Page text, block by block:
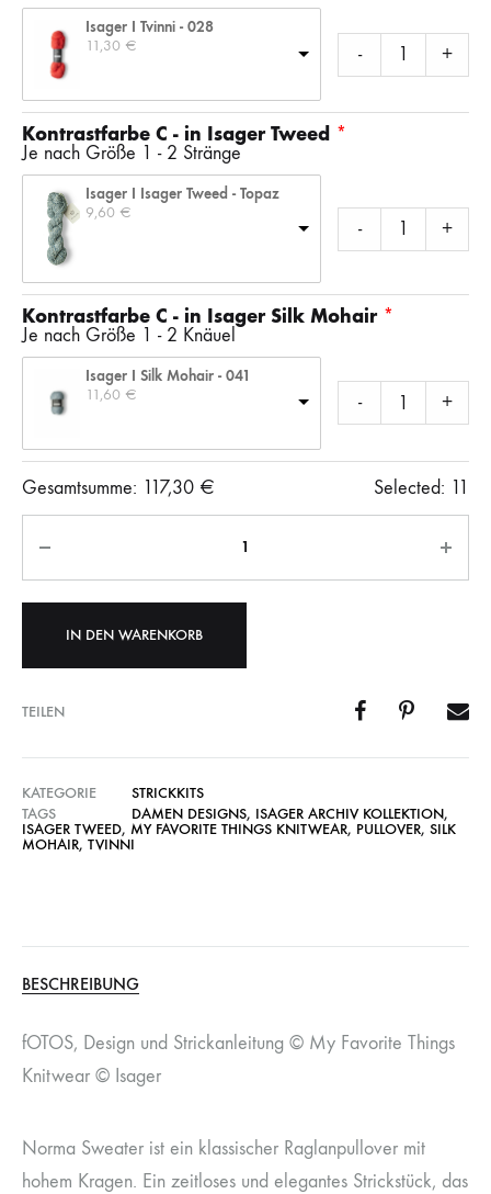
Isager I Tvinni - 028
11,30 € - +
Kontrastfarbe C - in Isager Tweed
Je nach Größe 1 - 2 Stränge
Isager I Isager Tweed - Topaz
9,60 €
- +
Kontrastfarbe C - in Isager Silk Mohair
Je nach Größe 1 - 2 Knäuel
Isager I Silk Mohair - 041
11,60 € - +
Gesamtsumme: 117,30 € Selected: 11
IN DEN WARENKORB
TEILEN
KATEGORIE
STRICKKITS
TAGS
DAMEN DESIGNS, ISAGER ARCHIV KOLLEKTION,
ISAGER TWEED, MY FAVORITE THINGS KNITWEAR, PULLOVER, SILK
MOHAIR, TVINNI
BESCHREIBUNG
fOTOS, Design und Strickanleitung © My Favorite Things
Knitwear © Isager
Norma Sweater ist ein klassischer Raglanpullover mit
hohem Kragen. Ein zeitloses und elegantes Strickstück, das